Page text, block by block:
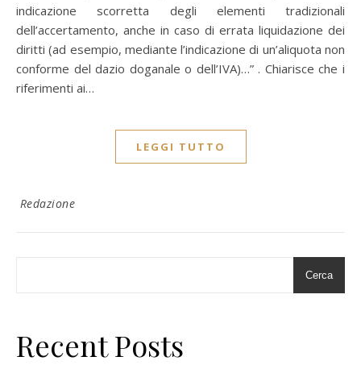
indicazione scorretta degli elementi tradizionali
dell’accertamento, anche in caso di errata liquidazione dei
diritti (ad esempio, mediante l’indicazione di un’aliquota non
conforme del dazio doganale o dell’IVA)…” . Chiarisce che i
riferimenti ai…
LEGGI TUTTO
Redazione
Cerca
Recent Posts